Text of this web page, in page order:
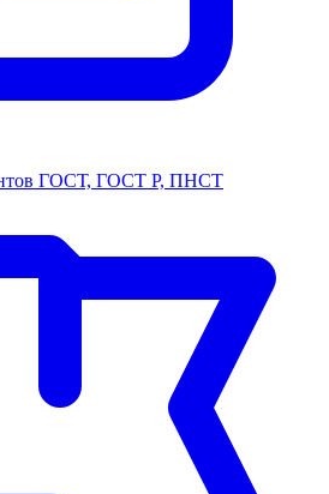
ГОСТ, ГОСТ Р, ПНСТ